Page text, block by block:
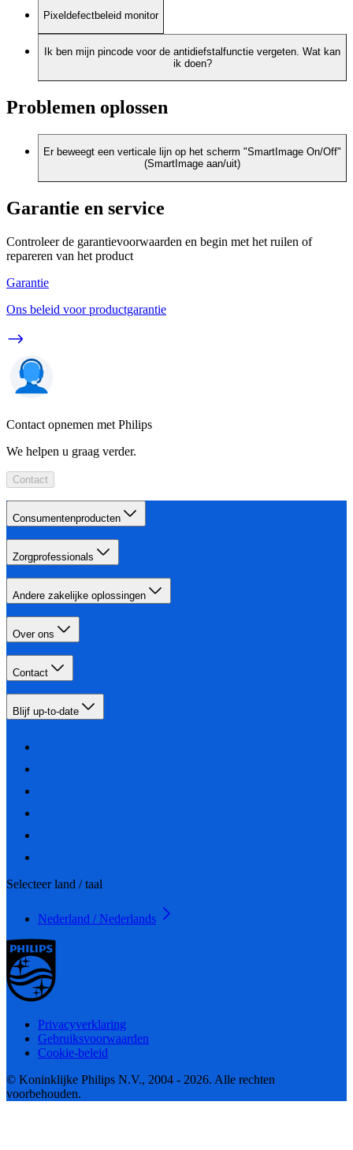
Pixeldefectbeleid monitor
Ik ben mijn pincode voor de antidiefstalfunctie vergeten. Wat kan
ik doen?
Problemen oplossen
Er beweegt een verticale lijn op het scherm "SmartImage On/Off"
(SmartImage aan/uit)
Garantie en service
Controleer de garantievoorwaarden en begin met het ruilen of
repareren van het product
Garantie
Ons beleid voor productgarantie
Contact opnemen met Philips
We helpen u graag verder.
Contact
Consumentenproducten
Zorgprofessionals
Andere zakelijke oplossingen
Over ons
Contact
Blijf up-to-date
Selecteer land / taal
Nederland / Nederlands
Privacyverklaring
Gebruiksvoorwaarden
Cookie-beleid
© Koninklijke Philips N.V., 2004 - 2026. Alle rechten
voorbehouden.